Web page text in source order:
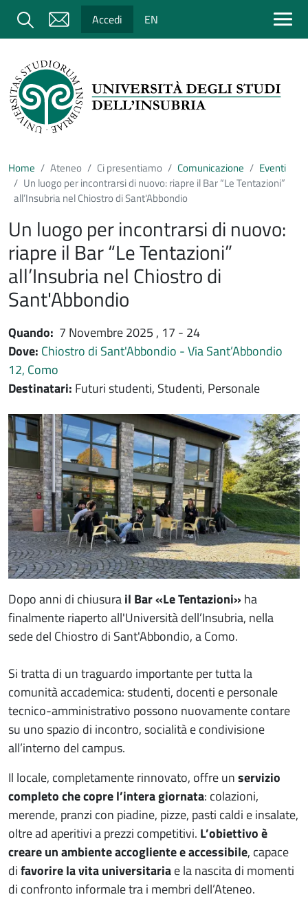
Salta al contenuto principale
Cerca Accedi EN
Home Ateneo Ci presentiamo Comunicazione
Eventi
Un luogo per incontrarsi di nuovo: riapre il Bar “Le Tentazioni”
all’Insubria nel Chiostro di Sant'Abbondio
Un luogo per incontrarsi di nuovo:
riapre il Bar “Le Tentazioni”
all’Insubria nel Chiostro di
Sant'Abbondio
Quando: 7 Novembre 2025 , 17 - 24
Dove: Chiostro di Sant'Abbondio - Via Sant’Abbondio
12, Como
Destinatari: Futuri studenti, Studenti, Personale
Immagine evento
Immagine
Dopo anni di chiusurail Bar «Le Tentazioni» ha
finalmente riaperto all'Università dell’Insubria, nella
sede del Chiostro di Sant'Abbondio, a Como.
Si tratta di un traguardo importante per tutta la
comunità accademica: studenti, docenti e personale
tecnico-amministrativo possono nuovamente contare
su uno spazio di incontro, socialità e condivisione
all’interno del campus.
Il locale, completamente rinnovato, offre unservizio
completo che copre l’intera giornata: colazioni,
merende, pranzi con piadine, pizze, pasti caldi e insalate,
oltre ad aperitivi a prezzi competitivi. L’obiettivo è
creare un ambiente accogliente e accessibile, capace
difavorire la vita universitariae la nascita di momenti
di confronto informale tra i membri dell’Ateneo.